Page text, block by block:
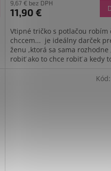
9,67 € bez DPH
11,90 €
Vtipné tričko s potlačou robím
chccem... je ideálny darček
ženu ,ktorá sa sama rozhodne
robiť ako to chce robiť a kedy
Kód: